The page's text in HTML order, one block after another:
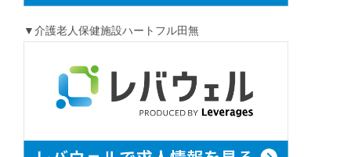
▼介護老人保健施設ハートフル田無